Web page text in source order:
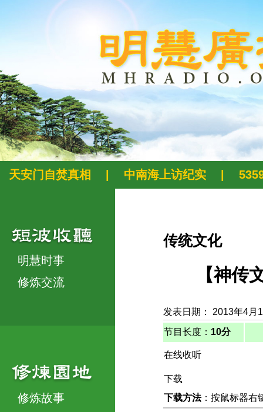
天安门自焚真相 中南海上访纪实
明慧时事
修炼交流
修炼故事
传统文化
【神传
发表日期： 2013年4月
节目长度： 10分
在线收听
下载
下载方法：按鼠标器右